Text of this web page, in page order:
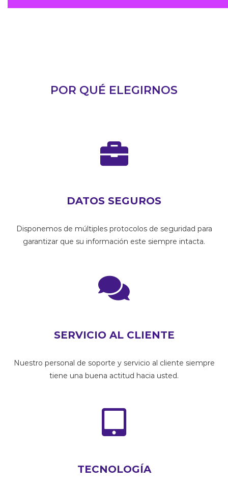
POR QUÉ ELEGIRNOS
DATOS SEGUROS
Disponemos de múltiples protocolos de seguridad para
garantizar que su información este siempre intacta.
SERVICIO AL CLIENTE
Nuestro personal de soporte y servicio al cliente siempre
tiene una buena actitud hacia usted.
TECNOLOGÍA